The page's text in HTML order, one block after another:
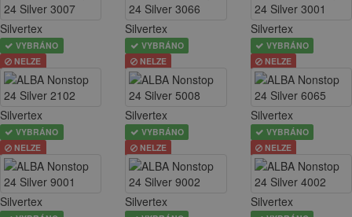
Silvertex
VYBRÁNO
NELZE
Silvertex
VYBRÁNO
NELZE
Silvertex
VYBRÁNO
NELZE
Silvertex
VYBRÁNO
NELZE
Silvertex
VYBRÁNO
NELZE
Silvertex
VYBRÁNO
NELZE
Silvertex Silvertex Silvertex